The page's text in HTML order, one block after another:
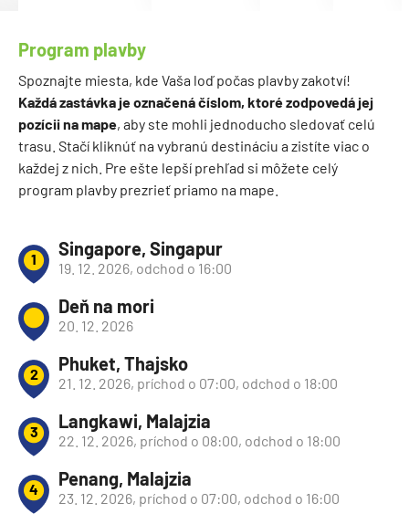
Program plavby
Spoznajte miesta, kde Vaša loď počas plavby zakotví!
Každá zastávka je označená číslom, ktoré zodpovedá jej
pozícii na mape, aby ste mohli jednoducho sledovať celú
trasu. Stačí kliknúť na vybranú destináciu a zistíte viac o
každej z nich. Pre ešte lepší prehľad si môžete celý
program plavby prezrieť priamo na mape.
1 Singapore, Singapur
19. 12. 2026, odchod o 16:00
Deň na mori
20. 12. 2026
2 Phuket, Thajsko
21. 12. 2026, príchod o 07:00, odchod o 18:00
3 Langkawi, Malajzia
22. 12. 2026, príchod o 08:00, odchod o 18:00
4 Penang, Malajzia
23. 12. 2026, príchod o 07:00, odchod o 16:00